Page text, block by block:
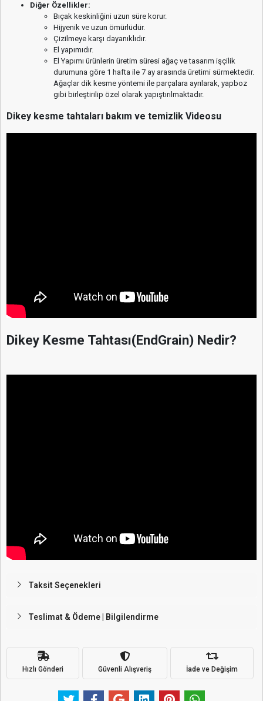
Diğer Özellikler:
Bıçak keskinliğini uzun süre korur.
Hijyenik ve uzun ömürlüdür.
Çizilmeye karşı dayanıklıdır.
El yapımıdır.
El Yapımı ürünlerin üretim süresi ağaç ve tasarım işçilik
durumuna göre 1 hafta ile 7 ay arasında üretimi sürmektedir.
Ağaçlar dik kesme yöntemi ile parçalara ayrılarak, yapboz
gibi birleştirilip özel olarak yapıştırılmaktadır.
Dikey kesme tahtaları bakım ve temizlik Videosu
Dikey Kesme Tahtası(EndGrain) Nedir?
Taksit Seçenekleri
Teslimat & Ödeme | Bilgilendirme
Hızlı Gönderi Güvenli Alışveriş İade ve Değişim